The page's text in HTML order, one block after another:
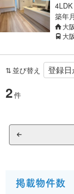
4LDK
築年月
大
大
並び替え
2件
掲載物件数